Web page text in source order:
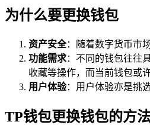
为什么要更换钱包
资产安全：随着数字货币市
功能需求：不同的钱包往往
收藏等操作，而当前钱包或
用户体验：用户体验亦是挑
TP钱包更换钱包的方